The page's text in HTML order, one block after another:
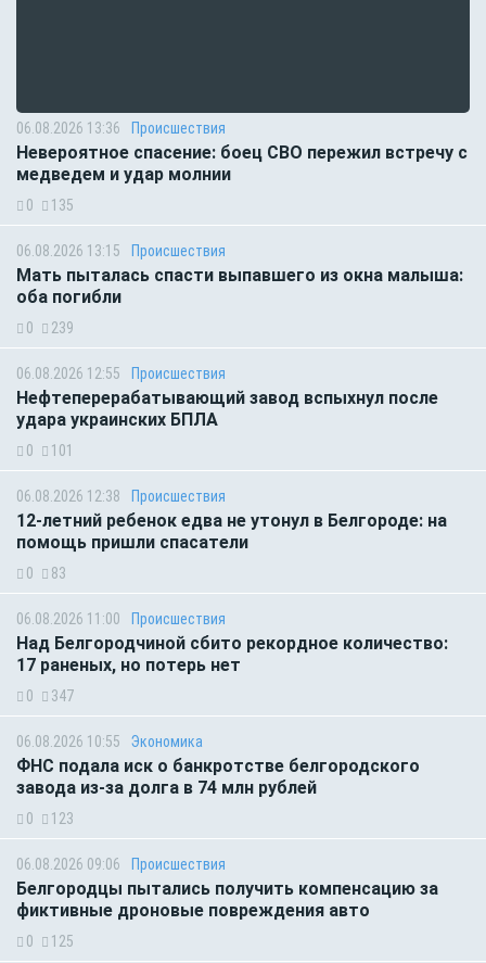
06.08.2026 13:36 Происшествия
Невероятное спасение: боец СВО пережил встречу с
медведем и удар молнии
0 135
06.08.2026 13:15 Происшествия
Мать пыталась спасти выпавшего из окна малыша:
оба погибли
0 239
06.08.2026 12:55 Происшествия
Нефтеперерабатывающий завод вспыхнул после
удара украинских БПЛА
0 101
06.08.2026 12:38 Происшествия
12-летний ребенок едва не утонул в Белгороде: на
помощь пришли спасатели
0 83
06.08.2026 11:00 Происшествия
Над Белгородчиной сбито рекордное количество:
17 раненых, но потерь нет
0 347
06.08.2026 10:55 Экономика
ФНС подала иск о банкротстве белгородского
завода из-за долга в 74 млн рублей
0 123
06.08.2026 09:06 Происшествия
Белгородцы пытались получить компенсацию за
фиктивные дроновые повреждения авто
0 125